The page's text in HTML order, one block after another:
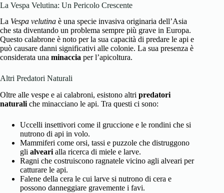
La Vespa Velutina: Un Pericolo Crescente
La Vespa velutina è una specie invasiva originaria dell’Asia
che sta diventando un problema sempre più grave in Europa.
Questo calabrone è noto per la sua capacità di predare le api e
può causare danni significativi alle colonie. La sua presenza è
considerata una minaccia per l’apicoltura.
Altri Predatori Naturali
Oltre alle vespe e ai calabroni, esistono altri predatori
naturali che minacciano le api. Tra questi ci sono:
Uccelli insettivori come il gruccione e le rondini che si
nutrono di api in volo.
Mammiferi come orsi, tassi e puzzole che distruggono
gli alveari alla ricerca di miele e larve.
Ragni che costruiscono ragnatele vicino agli alveari per
catturare le api.
Falene della cera le cui larve si nutrono di cera e
possono danneggiare gravemente i favi.